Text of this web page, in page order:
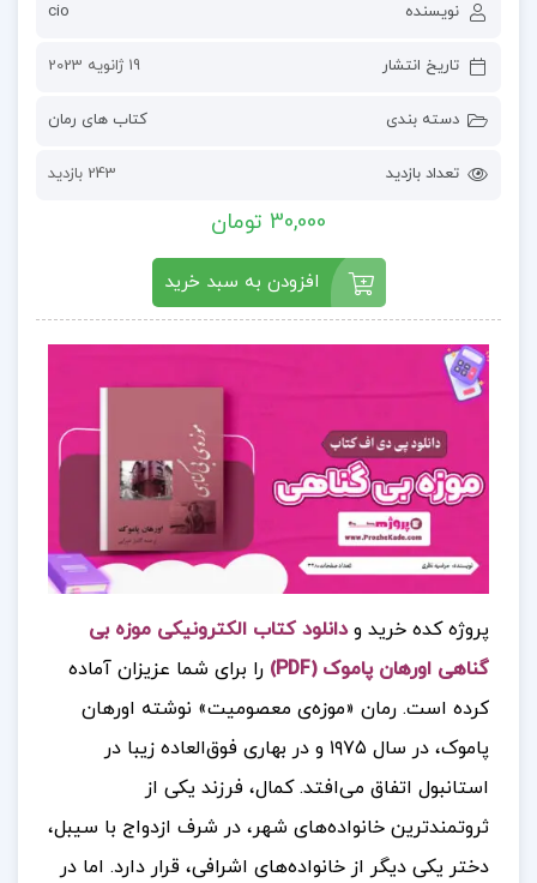
نویسنده cio
تاریخ انتشار 19 ژانویه 2023
دسته بندی کتاب های رمان
تعداد بازدید 243 بازدید
30,000 تومان
افزودن به سبد خرید
پروژه کده خرید و دانلود کتاب الکترونیکی موزه بی
گناهی اورهان پاموک (PDF)
را برای شما عزیزان آماده
کرده است. رمان «موزه‌ی معصومیت» نوشته اورهان
پاموک، در سال ۱۹۷۵ و در بهاری فوق‌العاده زیبا در
استانبول اتفاق می‌افتد. کمال، فرزند یکی از
ثروتمندترین خانواده‌های شهر، در شرف ازدواج با سیبل،
دختر یکی دیگر از خانواده‌های اشرافی، قرار دارد. اما در